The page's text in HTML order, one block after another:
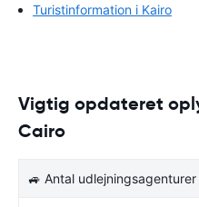
Turistinformation i Kairo
Vigtig opdateret
Cairo
🚙 Antal udlejningsagenturer